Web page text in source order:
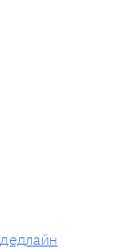
дедлайн